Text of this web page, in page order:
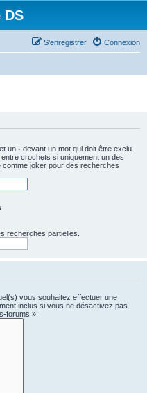
DS
Connexion
S’enregistrer
un - devant un mot qui doit être exclu.
entre crochets si uniquement un des
joker pour des recherches
recherches partielles.
vous souhaitez effectuer une
inclus si vous ne désactivez pas
forums ».